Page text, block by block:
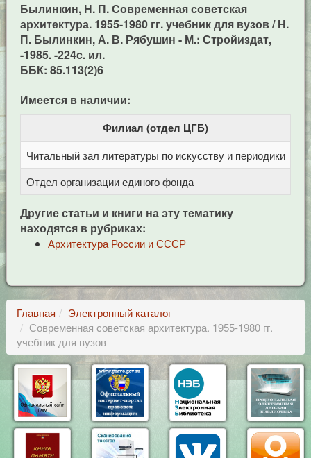
Былинкин, Н. П. Современная советская
архитектура. 1955-1980 гг. учебник для вузов / Н.
П. Былинкин, А. В. Рябушин - М.: Стройиздат,
-1985. -224c. ил.
ББК: 85.113(2)6
Имеется в наличии:
Филиал (отдел ЦГБ)
Читальный зал литературы по искусству и периодики
Отдел организации единого фонда
Другие статьи и книги на эту тематику
находятся в рубриках:
Архитектура России и СССР
Главная
Электронный каталог
Современная советская архитектура. 1955-1980 гг.
учебник для вузов